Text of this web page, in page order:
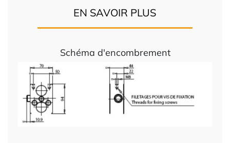
EN SAVOIR PLUS
Schéma d'encombrement